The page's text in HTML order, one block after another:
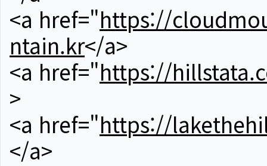
<a href="https://
ntain.kr</a>
<a href="https://
>
<a href="https://
</a>